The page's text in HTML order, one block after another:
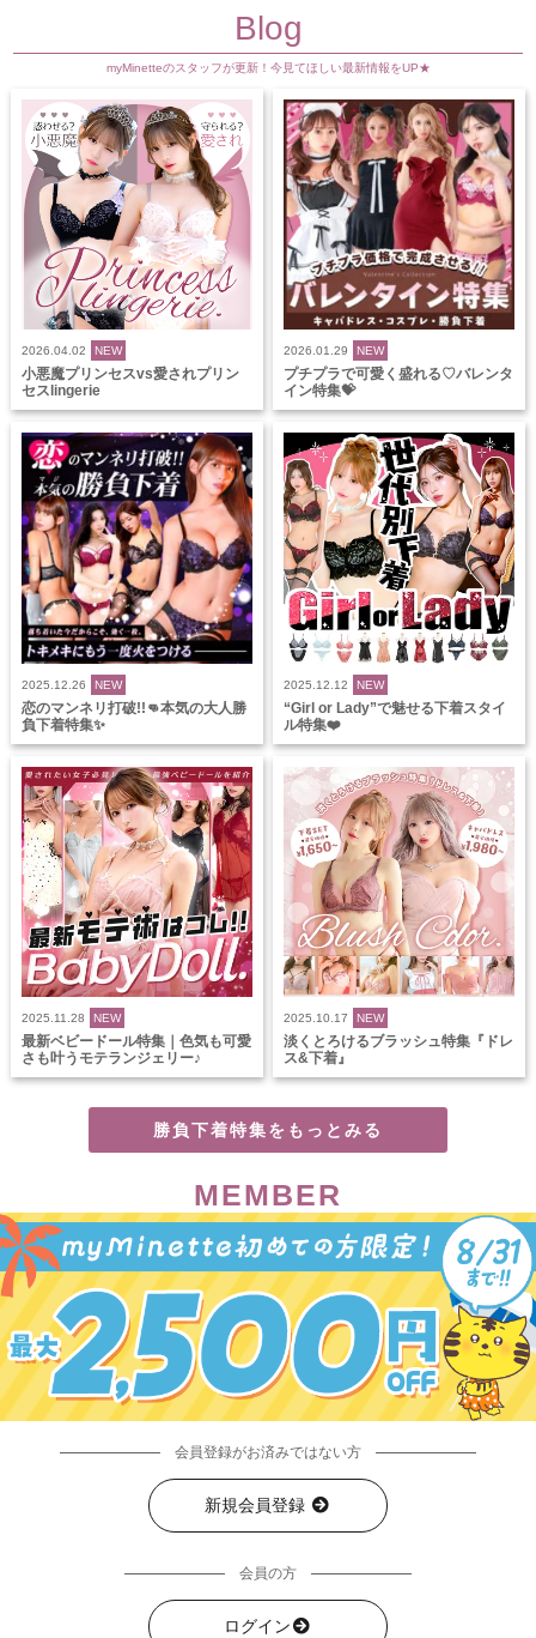
Blog
myMinetteのスタッフが更新！今見てほしい最新情報をUP★
2026.04.02 NEW
小悪魔プリンセスvs愛されプリン
セスlingerie
2026.01.29 NEW
プチプラで可愛く盛れる♡バレンタ
イン特集💝
2025.12.26 NEW
恋のマンネリ打破!!👊本気の大人勝
負下着特集✨
2025.12.12 NEW
“Girl or Lady”で魅せる下着スタイ
ル特集❤️
2025.11.28 NEW
最新ベビードール特集｜色気も可愛
さも叶うモテランジェリー♪
2025.10.17 NEW
淡くとろけるブラッシュ特集『ドレ
ス&下着』
勝負下着特集をもっとみる
MEMBER
会員登録がお済みではない方
新規会員登録
会員の方
ログイン